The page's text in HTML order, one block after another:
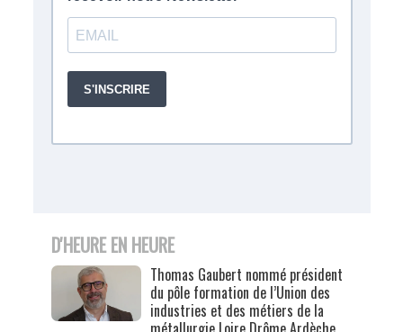
D'HEURE EN HEURE
Thomas Gaubert nommé président
du pôle formation de l’Union des
industries et des métiers de la